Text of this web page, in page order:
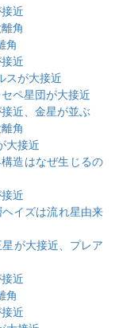
近
角
角
近
スが大接近
ペ星団が大接近
近、金星が並ぶ
角
大接近
造はなぜ生じるの
近
イズは流れ星由来
が大接近、プレア
近
角
近